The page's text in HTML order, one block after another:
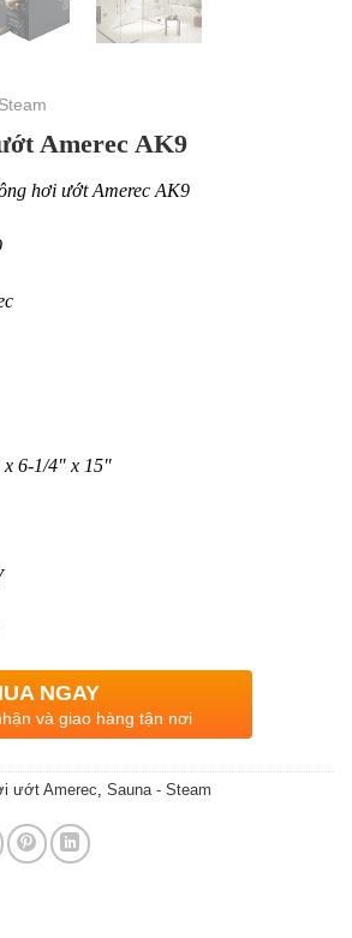
Amerec AK9
hơi ướt Amerec AK9
6-1/4″ x 15″
NGAY
và giao hàng tận nơi
ướt Amerec, Sauna - Steam